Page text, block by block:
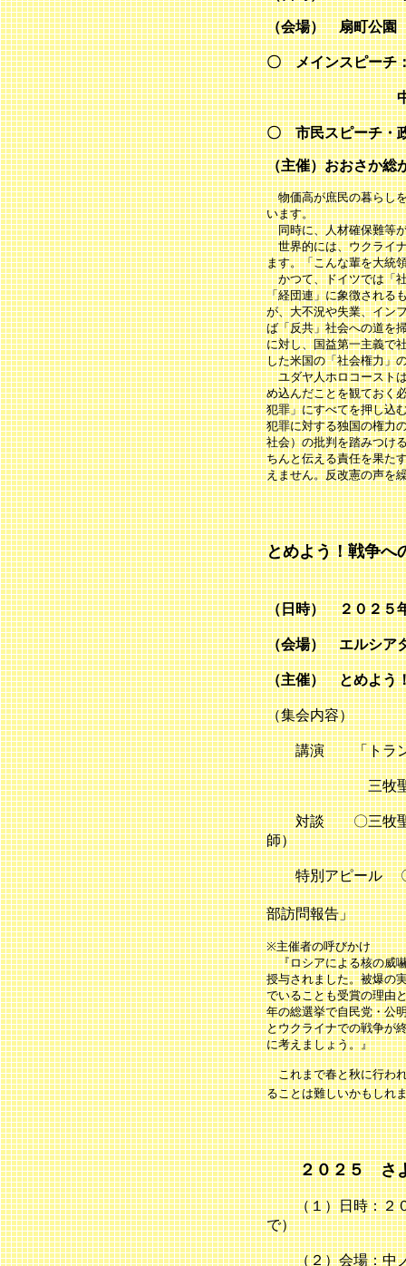
（会場） 扇町公園
〇 メインスピーチ
中村 桂子さん
〇 市民スピーチ・
（主催）おおさか総
物価高が庶民の暮らしを
います。
同時に、人材確保難等が
世界的には、ウクライナ
ます。「こんな輩を大統
かつて、ドイツでは「社
「経団連」に象徴される
が、大不況や失業、イン
ば「反共」社会への道を
に対し、国益第一主義で
した米国の「社会権力」
ユダヤ人ホロコーストは
め込んだことを観ておく
犯罪」にすべてを押し込
犯罪に対する独国の権力
社会）の批判を踏みつけ
ちんと伝える責任を果た
えません。反改憲の声を
とめよう！戦争へ
２０
（日時） ２０２５
（会場） エルシア
（主催） とめよう
（集会内容）
講演 「トランプ
三牧聖子さ
対談 〇三牧聖子さ
師）
特別アピール〇
によ
部訪問報告」
※主催者の呼びかけ
『ロシアによる核の威嚇
授与されました。被爆の
でいることも受賞の理由
年の総選挙で自民党・公
とウクライナでの戦争が
に考えましょう。』
これまで春と秋に行われ
ることは難しいかもしれ
２０２５ さよ
（１）日時：２
で）
（２）会場：中ノ